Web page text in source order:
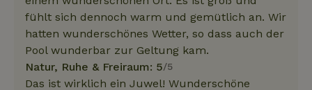
fühlt sich dennoch warm und gemütlich an. Wir
hatten wunderschönes Wetter, so dass auch der
Pool wunderbar zur Geltung kam.
Natur, Ruhe & Freiraum: 5/5
Das ist wirklich ein Juwel! Wunderschöne